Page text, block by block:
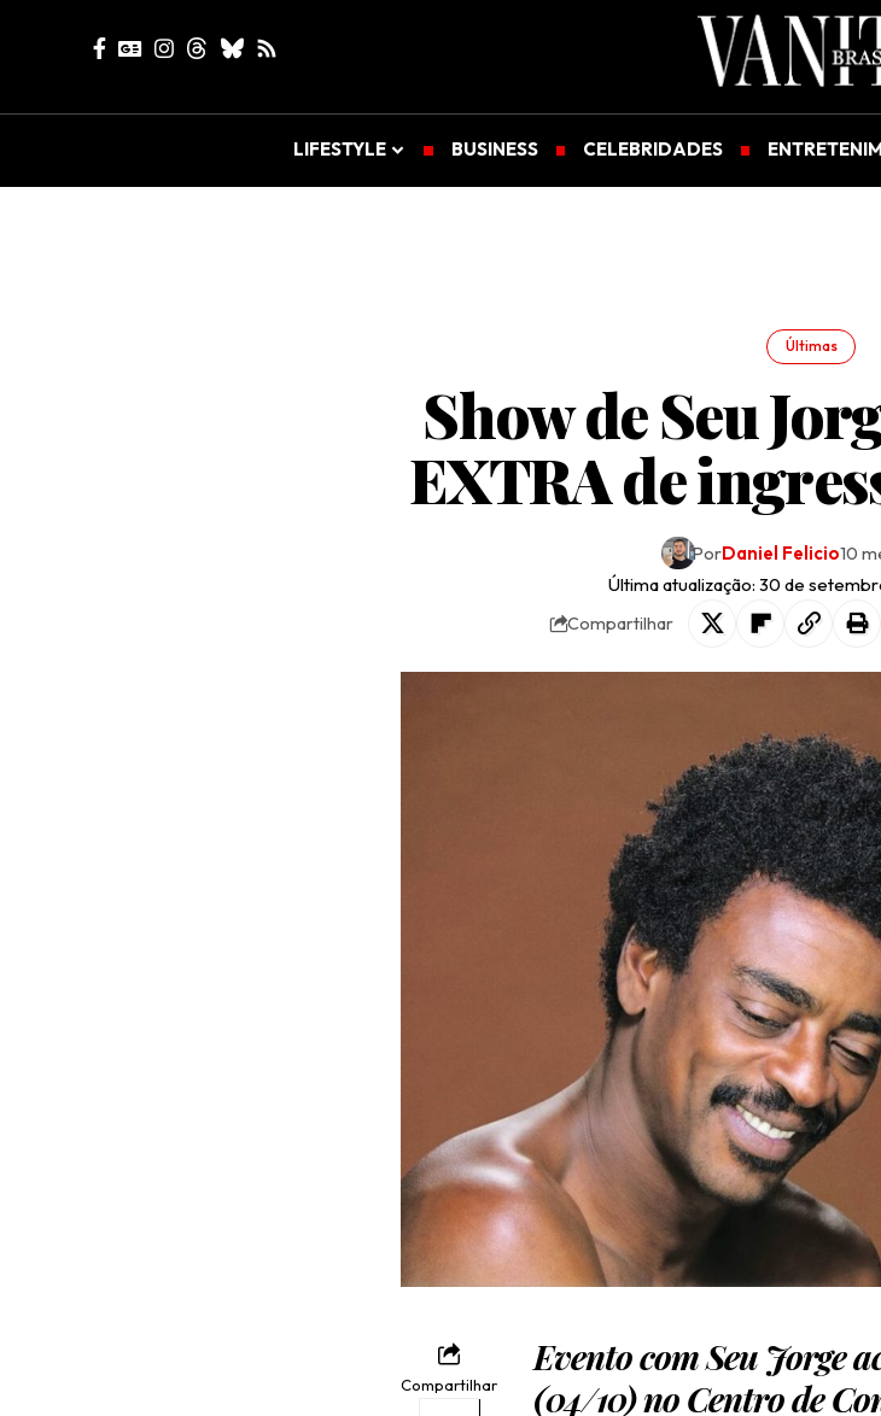
LIFESTYLE BUSINESS CELEBRIDADES
Últimas
Show de Seu
EXTRA de
Última atualização: 30 de
PorDaniel Felicio10
Compartilhar
Compartilhar
Evento com Seu Jorge
(04/10) no Centro de